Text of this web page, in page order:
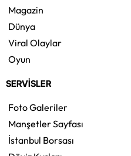
Magazin
Dünya
Viral Olaylar
Oyun
SERVİSLER
Foto Galeriler
Manşetler Sayfası
İstanbul Borsası